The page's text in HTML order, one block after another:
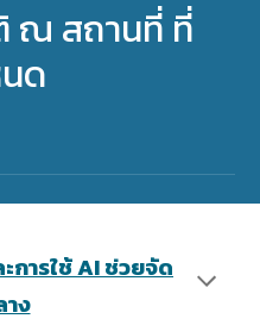
ณ สถานที่ ที่
ด
การใช้ AI ช่วยจัด
าง